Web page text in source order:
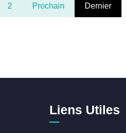
2 Prochain Dernier
Liens Utiles